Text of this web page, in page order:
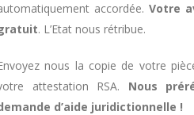
accordée. Votre
. L’Etat nous rétribue.
nous la copie de votre
attestation RSA. Nous
d’aide juridictionnelle !